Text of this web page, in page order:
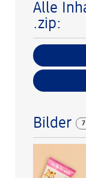
Alle
.zip:
Bilder 7